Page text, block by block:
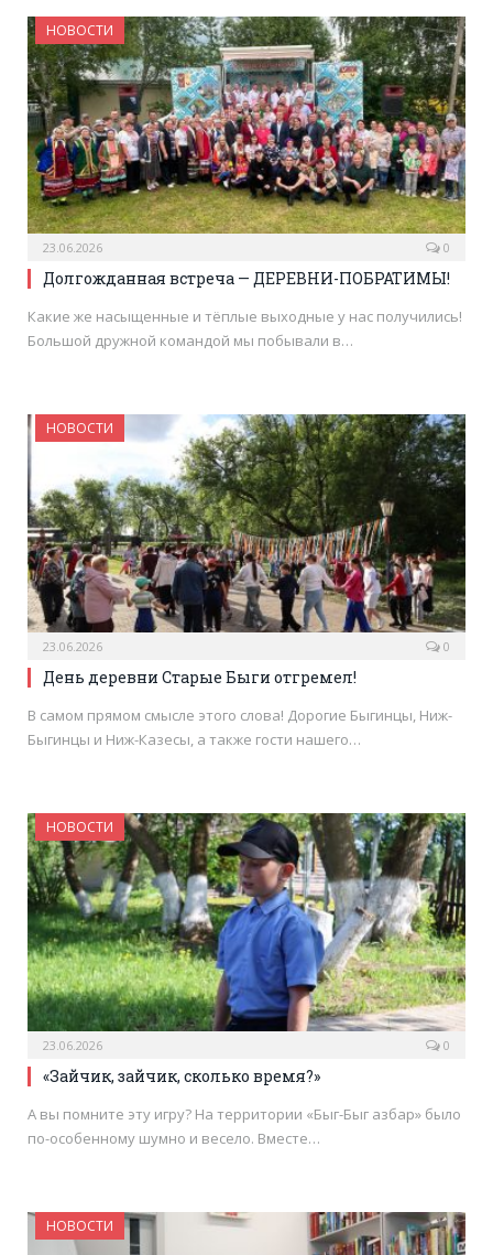
НОВОСТИ
23.06.2026 0
Долгожданная встреча — ДЕРЕВНИ-ПОБРАТИМЫ!
Какие же насыщенные и тёплые выходные у нас получились!
Большой дружной командой мы побывали в…
НОВОСТИ
23.06.2026 0
День деревни Старые Быги отгремел!
В самом прямом смысле этого слова! Дорогие Быгинцы, Ниж-
Быгинцы и Ниж-Казесы, а также гости нашего…
НОВОСТИ
23.06.2026 0
«Зайчик, зайчик, сколько время?»
А вы помните эту игру? На территории «Быг-Быг азбар» было
по-особенному шумно и весело. Вместе…
НОВОСТИ